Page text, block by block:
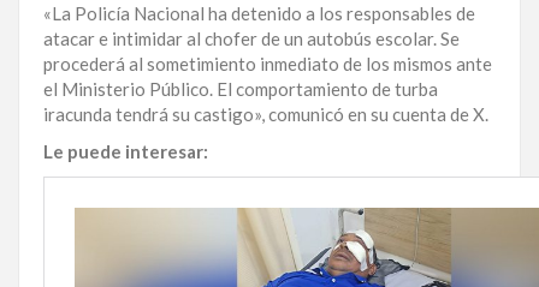
CONTÁCTENOS
«La Policía Nacional ha detenido a los responsables de
atacar e intimidar al chofer de un autobús escolar. Se
procederá al sometimiento inmediato de los mismos ante
el Ministerio Público. El comportamiento de turba
iracunda tendrá su castigo», comunicó en su cuenta de X.
Le puede interesar: